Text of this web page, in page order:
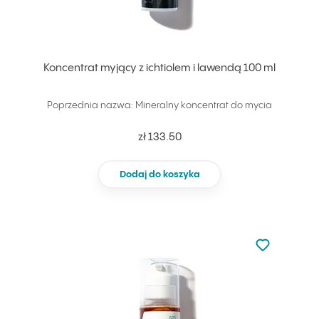
Koncentrat myjący z ichtiolem i lawendą 100 ml
Poprzednia nazwa: Mineralny koncentrat do mycia
zł 133.50
Dodaj do koszyka
Nie dodano
Dodaj do